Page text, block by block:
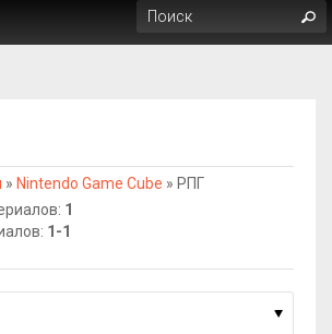
» Nintendo Game Cube » РПГ
: 1
: 1-1